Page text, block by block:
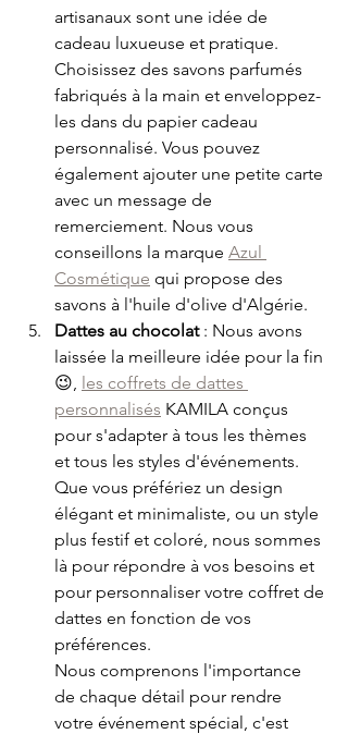
artisanaux sont une idée de
cadeau luxueuse et pratique.
Choisissez des savons parfumés
fabriqués à la main et enveloppez-
les dans du papier cadeau
personnalisé. Vous pouvez
également ajouter une petite carte
avec un message de
remerciement. Nous vous
conseillons la marque Azul
Cosmétique qui propose des
savons à l'huile d'olive d'Algérie.
Dattes au chocolat : Nous avons
laissée la meilleure idée pour la fin
😉, les coffrets de dattes
personnalisés KAMILA conçus
pour s'adapter à tous les thèmes
et tous les styles d'événements.
Que vous préfériez un design
élégant et minimaliste, ou un style
plus festif et coloré, nous sommes
là pour répondre à vos besoins et
pour personnaliser votre coffret de
dattes en fonction de vos
préférences.
Nous comprenons l'importance
de chaque détail pour rendre
votre événement spécial, c'est